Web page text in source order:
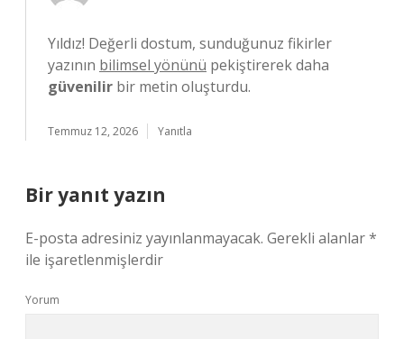
Yıldız! Değerli dostum, sunduğunuz fikirler
yazının bilimsel yönünü pekiştirerek daha
güvenilir bir metin oluşturdu.
Temmuz 12, 2026 Yanıtla
Bir yanıt yazın
E-posta adresiniz yayınlanmayacak. Gerekli alanlar*
ile işaretlenmişlerdir
Yorum